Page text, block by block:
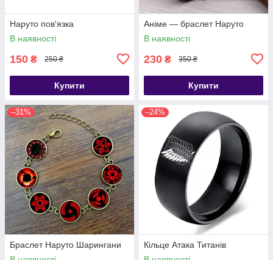
Наруто пов'язка
В наявності
150 ₴ 250 ₴
Купити
Аніме — браслет Наруто
В наявності
230 ₴ 350 ₴
Купити
–31%
Браслет Наруто Шарингани
–24%
Кільце Атака Титанів